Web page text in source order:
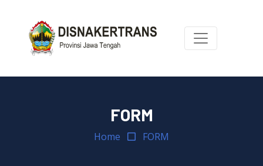
FORM
Home FORM